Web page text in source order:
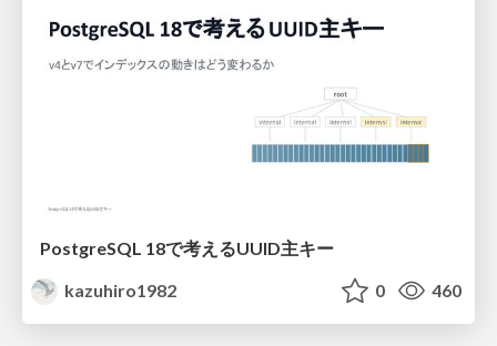
PostgreSQL 18で考えるUUID主キー
kazuhiro1982
0 460